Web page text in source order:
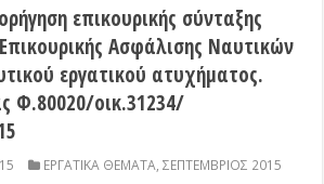
επικουρικής σύνταξης
Ασφάλισης Ναυτικών
εργατικού ατυχήματος.
Φ.80020/οικ.31234/
ΕΡΓΑΤΙΚΑ ΘΕΜΑΤΑ,ΣΕΠΤΕΜΒΡΙΟΣ 2015